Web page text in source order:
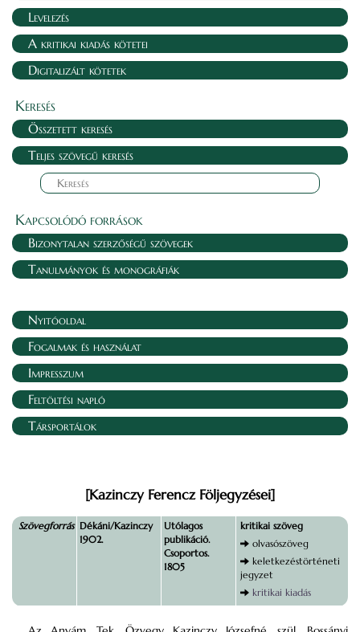
Levelezés
A kritikai kiadás kötetei
Digitalizált kötetek
Keresés
Összetett keresés
Teljes szövegű keresés
Kapcsolódó források
Bizonytalan szerzőségű szövegek
Tanulmányok és monográfiák
Nyitóoldal
Fogalmak és használat
Impresszum
Feltöltési napló
Társportálok
[Kazinczy Ferencz Följegyzései]
Szövegforrás Dékáni/Kazinczy
1902.
Utólagos
publikáció.
Csoportos.
1805
kritikai szöveg
olvasószöveg
keletkezéstörténeti
jegyzet
kritikai kiadás